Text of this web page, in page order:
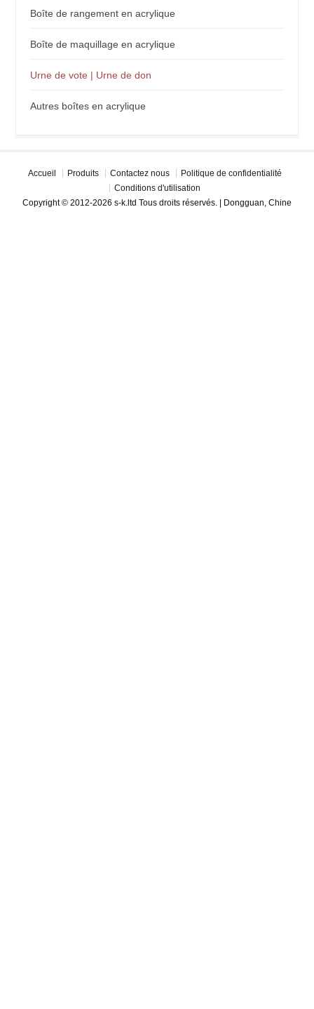
Boîte de rangement en acrylique
Boîte de maquillage en acrylique
Urne de vote | Urne de don
Autres boîtes en acrylique
Accueil Produits Contactez nous
Politique de confidentialité
Conditions d'utilisation
Copyright © 2012-2026 s-k.ltd Tous droits réservés. | Dongguan, Chine